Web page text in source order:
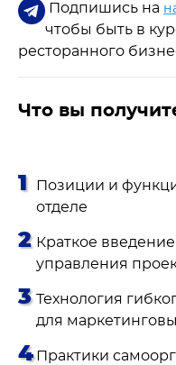
Подпишись на
чтобы быть в
ресторанного
Что вы
Позиции и
отделе
Краткое
управления
Технология
для
Практики